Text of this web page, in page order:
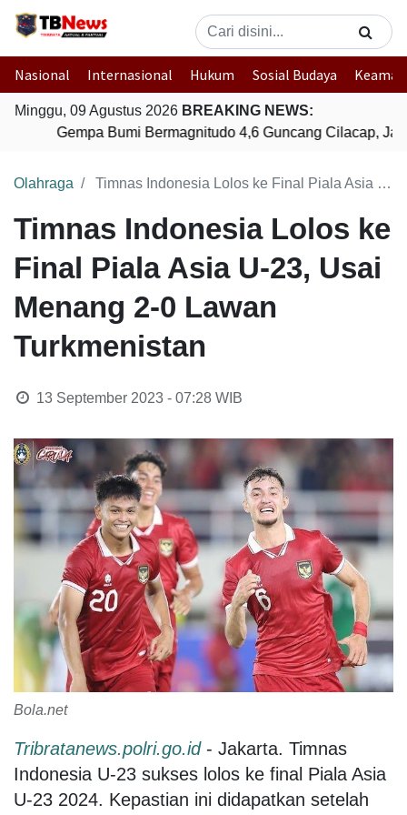
Nasional Internasional Hukum Sosial Budaya
Minggu, 09 Agustus 2026 BREAKING NEWS:
Gempa Bumi Bermagnitudo 4,6 Guncang Cilacap,
Olahraga Timnas Indonesia Lolos ke Final Piala Asia U-23, Usai Menang 2-0 Lawan Turkmenistan
Timnas Indonesia Lolos ke
Final Piala Asia U-23, Usai
Menang 2-0 Lawan
Turkmenistan
13 September 2023 - 07:28WIB
Bola.net
Tribratanews.polri.go.id- Jakarta. Timnas
Indonesia U-23 sukses lolos ke final Piala Asia
U-23 2024. Kepastian ini didapatkan setelah